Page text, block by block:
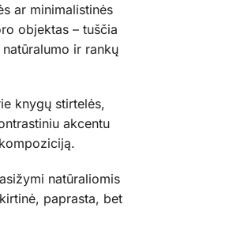
ar minimalistinės
objektas – tuščia
ir rankų
knygų stirtelės,
akcentu
natūraliomis
paprasta, bet